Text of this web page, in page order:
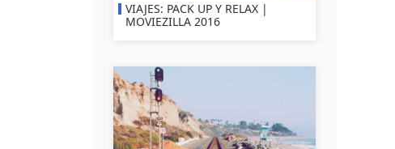
VIAJES: PACK UP Y RELAX |
MOVIEZILLA 2016